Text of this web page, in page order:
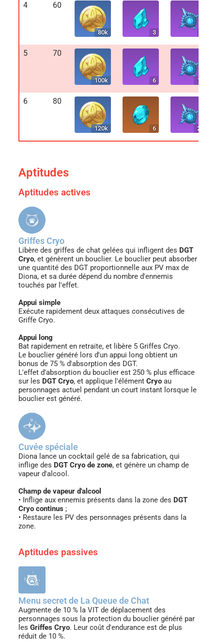
4 60
80k 3
5 70
100k 6 12
6 80
120k 6 20
Aptitudes
Aptitudes actives
Griffes Cryo
Libère des griffes de chat gelées qui infligent des DGT
Cryo, et génèrent un bouclier. Le bouclier peut absorber
une quantité des DGT proportionnelle aux PV max de
Diona, et sa durée dépend du nombre d'ennemis
touchés par l'effet.
Appui simple
Exécute rapidement deux attaques consécutives de
Griffe Cryo.
Appui long
Bat rapidement en retraite, et libère 5 Griffes Cryo.
Le bouclier généré lors d'un appui long obtient un
bonus de 75 % d'absorption des DGT.
L'effet d'absorption du bouclier est 250 % plus efficace
sur les DGT Cryo, et applique l'élément Cryo au
personnages actuel pendant un court instant lorsque le
bouclier est généré.
Cuvée spéciale
Diona lance un cocktail gelé de sa fabrication, qui
inflige des DGT Cryo de zone, et génère un champ de
vapeur d'alcool.
Champ de vapeur d'alcool
• Inflige aux ennemis présents dans la zone des DGT
Cryo continus ;
• Restaure les PV des personnages présents dans la
zone.
Aptitudes passives
Menu secret de La Queue de Chat
Augmente de 10 % la VIT de déplacement des
personnages sous la protection du bouclier généré par
les Griffes Cryo. Leur coût d'endurance est de plus
réduit de 10 %.